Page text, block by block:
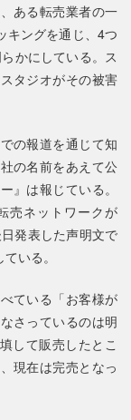
ある転売業者の一
キングを通じ、4つ
かにしている。ス
タジオがその被害
の報道を通じて知
の名前をあえて公
』は報じている。
売ネットワークが
発表した声明文で
いる。
ている「お客様が
さっているのは明
して販売したとこ
現在は完売となっ